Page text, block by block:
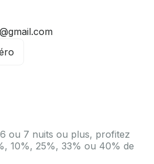
ou 7 nuits ou plus, profitez
10%, 25%, 33% ou 40% de